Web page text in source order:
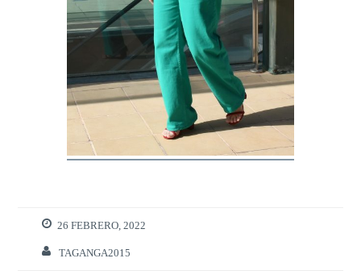
26 FEBRERO, 2022
TAGANGA2015